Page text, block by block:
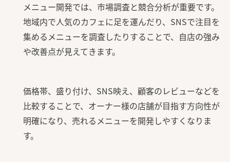
メニュー開発では、市場調査と競合分析が重要です。
地域内で人気のカフェに足を運んだり、SNSで注目を
集めるメニューを調査したりすることで、自店の強み
や改善点が見えてきます。
価格帯、盛り付け、SNS映え、顧客のレビューなどを
比較することで、オーナー様の店舗が目指す方向性が
明確になり、売れるメニューを開発しやすくなりま
す。